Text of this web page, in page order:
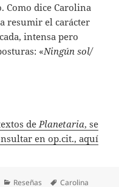
Como dice Carolina
resumir el carácter
intensa pero
«Ningún sol/
dePlanetaria, se
en op.cit., aquí
Categorías
Reseñas Etiquetas
Carolina